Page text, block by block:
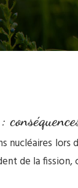
nucléaires
de la